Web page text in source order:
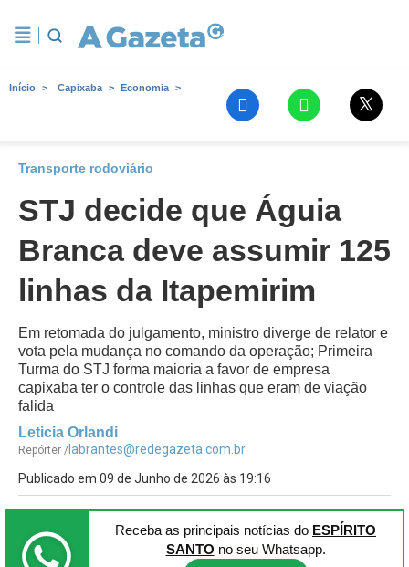
Início Capixaba Economia
Transporte rodoviário
STJ decide que Águia
Branca deve assumir 125
linhas da Itapemirim
Em retomada do julgamento, ministro diverge de relator e
vota pela mudança no comando da operação; Primeira
Turma do STJ forma maioria a favor de empresa
capixaba ter o controle das linhas que eram de viação
falida
Leticia Orlandi
Repórter / labrantes@redegazeta.com.br
Publicado em 09 de Junho de 2026 às 19:16
Receba as principais notícias do ESPÍRITO
SANTO no seu Whatsapp.